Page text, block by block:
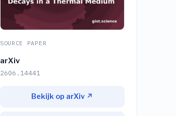
SOURCE PAPER
arXiv
2606.14441
Bekijk op arXiv ↗